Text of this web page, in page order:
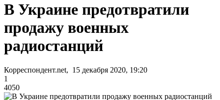
В Украине предотвратили
продажу военных
радиостанций
Корреспондент.net, 15 декабря 2020, 19:20
1
4050